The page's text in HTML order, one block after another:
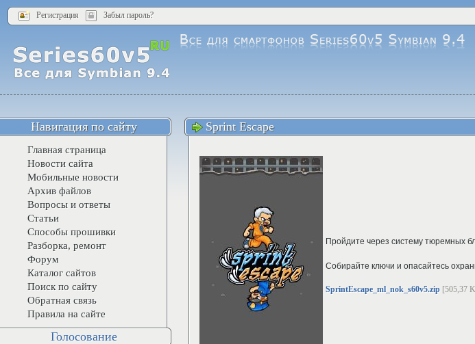
Регистрация Забыл пароль?
Sprint Escape
Пройдите через систему тюремных
Собирайте ключи и опасайтесь
SprintEscape_ml_nok_s60v5.zip [505,37
Навигация по сайту
Главная страница
Новости сайта
Мобильные новости
Архив файлов
Вопросы и ответы
Статьи
Способы прошивки
Разборка, ремонт
Форум
Каталог сайтов
Поиск по сайту
Обратная связь
Правила на сайте
Голосование